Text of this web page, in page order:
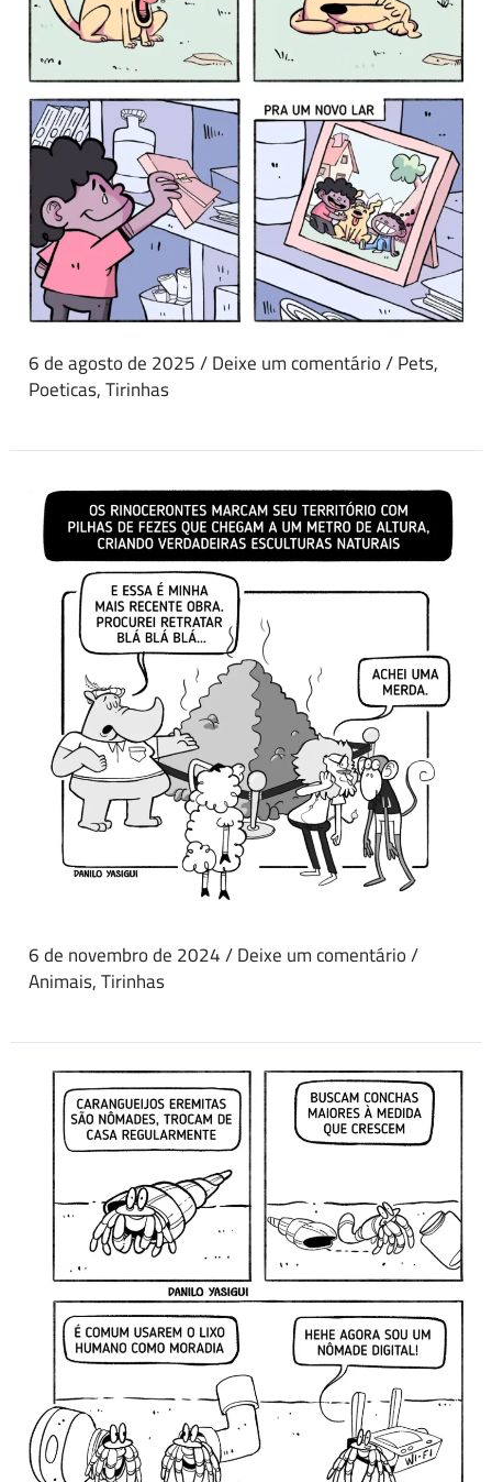
6 de agosto de 2025/Deixe um comentário/Pets,
Poeticas,Tirinhas
6 de novembro de 2024/Deixe um comentário/
Animais,Tirinhas